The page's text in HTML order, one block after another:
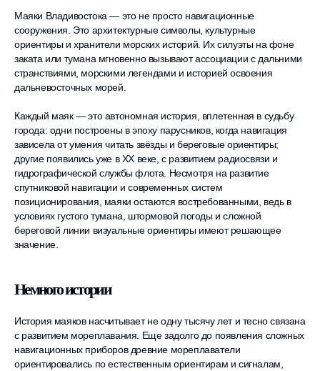
Маяки Владивостока — это не просто навигационные
сооружения. Это архитектурные символы, культурные
ориентиры и хранители морских историй. Их силуэты на фоне
заката или тумана мгновенно вызывают ассоциации с дальними
странствиями, морскими легендами и историей освоения
дальневосточных морей.
Каждый маяк — это автономная история, вплетенная в судьбу
города: одни построены в эпоху парусников, когда навигация
зависела от умения читать звёзды и береговые ориентиры;
другие появились уже в XX веке, с развитием радиосвязи и
гидрографической службы флота. Несмотря на развитие
спутниковой навигации и современных систем
позиционирования, маяки остаются востребованными, ведь в
условиях густого тумана, штормовой погоды и сложной
береговой линии визуальные ориентиры имеют решающее
значение.
Немного истории
История маяков насчитывает не одну тысячу лет и тесно связана
с развитием мореплавания. Еще задолго до появления сложных
навигационных приборов древние мореплаватели
ориентировались по естественным ориентирам и сигналам,